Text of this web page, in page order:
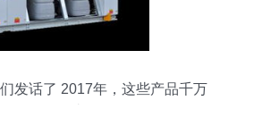
发话了 2017年，这些产品千万